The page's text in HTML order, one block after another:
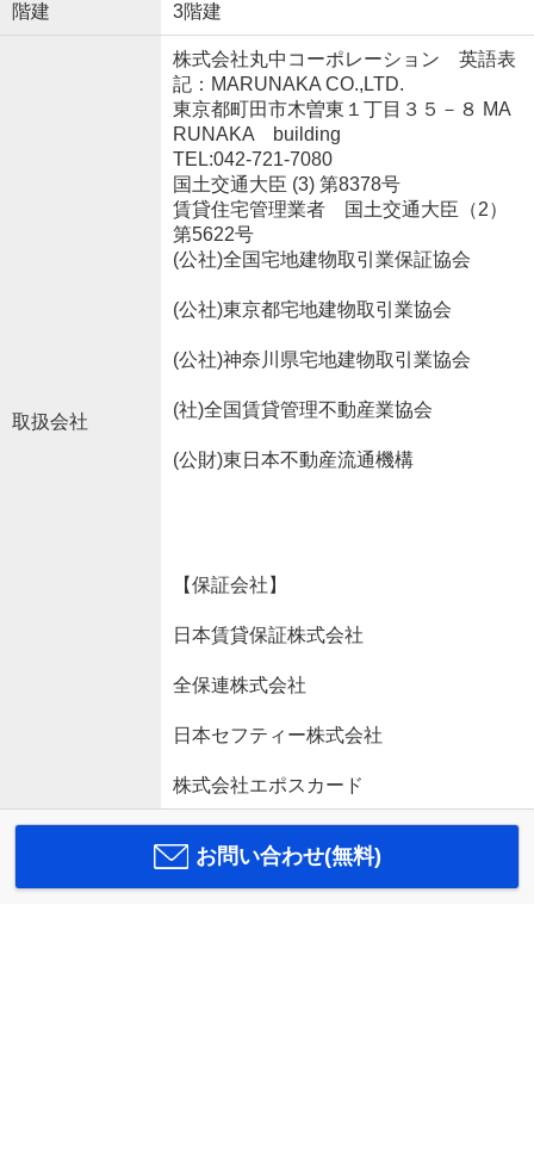
階建 3階建
取扱会社
株式会社丸中コーポレーション 英語表
記：MARUNAKA CO.,LTD.
東京都町田市木曽東１丁目３５－８ MA
RUNAKA building
TEL:042-721-7080
国土交通大臣 (3) 第8378号
賃貸住宅管理業者 国土交通大臣（2）
第5622号
(公社)全国宅地建物取引業保証協会
(公社)東京都宅地建物取引業協会
(公社)神奈川県宅地建物取引業協会
(社)全国賃貸管理不動産業協会
(公財)東日本不動産流通機構
【保証会社】
日本賃貸保証株式会社
全保連株式会社
日本セフティー株式会社
株式会社エポスカード
お問い合わせ(無料)